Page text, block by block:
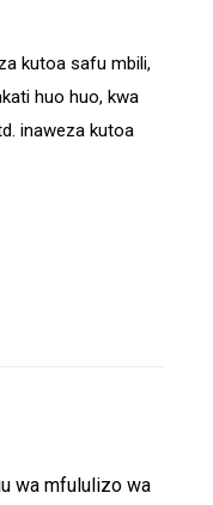
kutoa safu mbili,
huo huo, kwa
inaweza kutoa
wa mfululizo wa